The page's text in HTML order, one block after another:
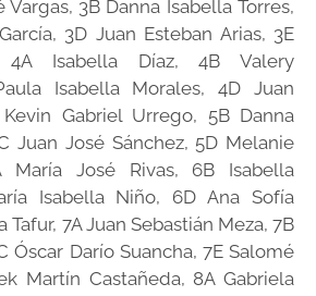
Vargas, 3B Danna Isabella Torres,
3D Juan Esteban Arias, 3E
4A Isabella Díaz, 4B Valery
Isabella Morales, 4D Juan
Gabriel Urrego, 5B Danna
Juan José Sánchez, 5D Melanie
María José Rivas, 6B Isabella
Isabella Niño, 6D Ana Sofía
Tafur, 7A Juan Sebastián Meza, 7B
Óscar Darío Suancha, 7E Salomé
Martín Castañeda, 8A Gabriela